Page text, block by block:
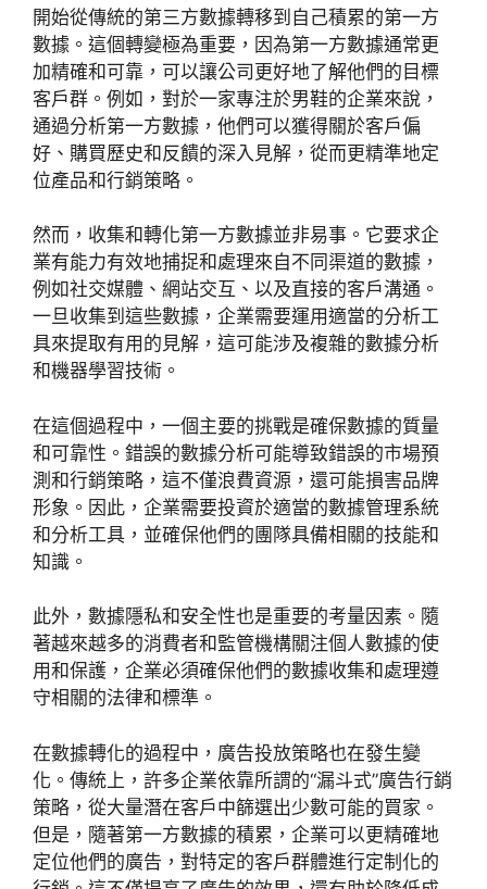
開始從傳統的第三方數據轉移到自己積累的第一方
數據。這個轉變極為重要，因為第一方數據通常更
加精確和可靠，可以讓公司更好地了解他們的目標
客戶群。例如，對於一家專注於男鞋的企業來說，
通過分析第一方數據，他們可以獲得關於客戶偏
好、購買歷史和反饋的深入見解，從而更精準地定
位產品和行銷策略。
然而，收集和轉化第一方數據並非易事。它要求企
業有能力有效地捕捉和處理來自不同渠道的數據，
例如社交媒體、網站交互、以及直接的客戶溝通。
一旦收集到這些數據，企業需要運用適當的分析工
具來提取有用的見解，這可能涉及複雜的數據分析
和機器學習技術。
在這個過程中，一個主要的挑戰是確保數據的質量
和可靠性。錯誤的數據分析可能導致錯誤的市場預
測和行銷策略，這不僅浪費資源，還可能損害品牌
形象。因此，企業需要投資於適當的數據管理系統
和分析工具，並確保他們的團隊具備相關的技能和
知識。
此外，數據隱私和安全性也是重要的考量因素。隨
著越來越多的消費者和監管機構關注個人數據的使
用和保護，企業必須確保他們的數據收集和處理遵
守相關的法律和標準。
在數據轉化的過程中，廣告投放策略也在發生變
化。傳統上，許多企業依靠所謂的“漏斗式”廣告行銷
策略，從大量潛在客戶中篩選出少數可能的買家。
但是，隨著第一方數據的積累，企業可以更精確地
定位他們的廣告，對特定的客戶群體進行定制化的